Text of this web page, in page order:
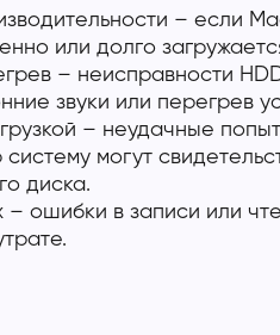
– если
или долго
– неисправности
звуки или перегрев
– неудачные
могут
диска.
– ошибки в записи или